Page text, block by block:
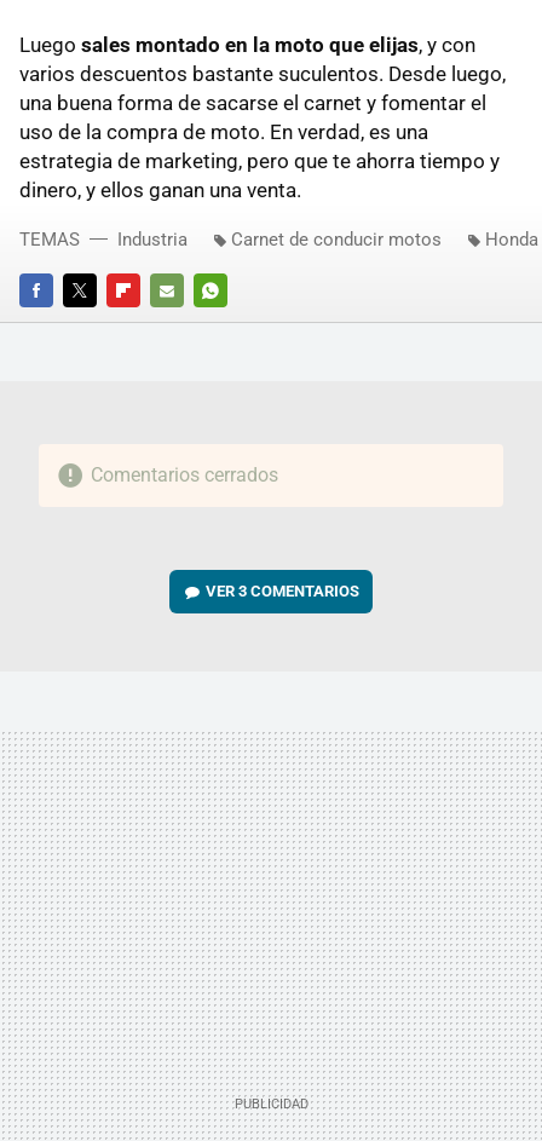
Luego sales montado en la moto que elijas, y con
varios descuentos bastante suculentos. Desde luego,
una buena forma de sacarse el carnet y fomentar el
uso de la compra de moto. En verdad, es una
estrategia de marketing, pero que te ahorra tiempo y
dinero, y ellos ganan una venta.
FACEBOOKTWITTERFLIPBOARD
E-
WHATSAPP
TEMAS Industria Carnet de conducir motos
Comentarios cerrados
VER3 COMENTARIOS